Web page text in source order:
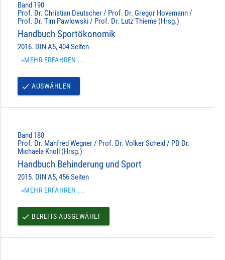
Band 190
Prof. Dr. Christian Deutscher / Prof. Dr. Gregor Hovemann /
Prof. Dr. Tim Pawlowski / Prof. Dr. Lutz Thieme (Hrsg.)
Handbuch Sportökonomik
2016. DIN A5, 404 Seiten
»MEHR ERFAHREN ...
done AUSWÄHLEN
Band 188
Prof. Dr. Manfred Wegner / Prof. Dr. Volker Scheid / PD Dr.
Michaela Knoll (Hrsg.)
Handbuch Behinderung und Sport
2015. DIN A5, 456 Seiten
»MEHR ERFAHREN ...
done BEREITS AUSGEWÄHLT